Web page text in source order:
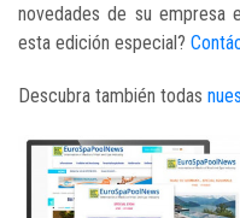
novedades de su empresa
esta edición especial?
Descubra también todas